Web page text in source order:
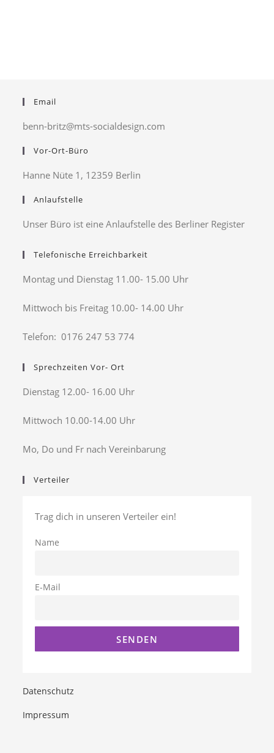
Email
benn-britz@mts-socialdesign.com
Vor-Ort-Büro
Hanne Nüte 1, 12359 Berlin
Anlaufstelle
Unser Büro ist eine Anlaufstelle des Berliner Register
Telefonische Erreichbarkeit
Montag und Dienstag 11.00- 15.00 Uhr
Mittwoch bis Freitag 10.00- 14.00 Uhr
Telefon: 0176 247 53 774
Sprechzeiten Vor- Ort
Dienstag 12.00- 16.00 Uhr
Mittwoch 10.00-14.00 Uhr
Mo, Do und Fr nach Vereinbarung
Verteiler
Trag dich in unseren Verteiler ein!
Name
E-Mail
Datenschutz
Impressum